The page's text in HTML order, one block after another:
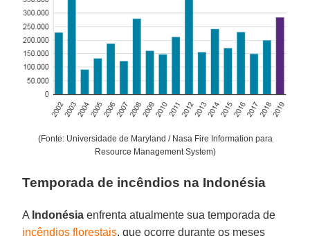
(Fonte: Universidade de Maryland / Nasa Fire Information para
Resource Management System)
Temporada de incêndios na Indonésia
A Indonésia enfrenta atualmente sua temporada de
incêndios florestais, que ocorre durante os meses